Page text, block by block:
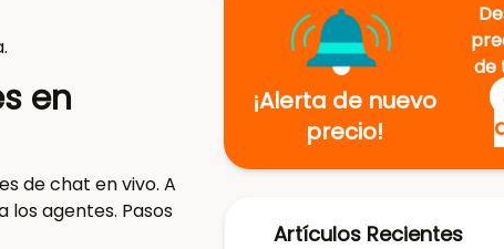
en
de chat en vivo. A
agentes. Pasos
¡Alerta de nuevo
precio!
de
Artículos Recientes